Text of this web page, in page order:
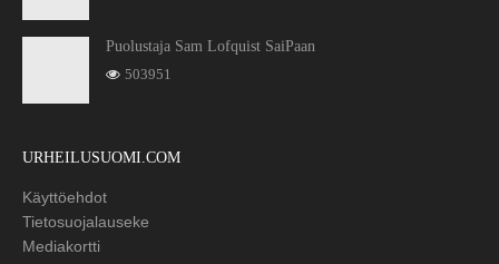
Puolustaja Sam Lofquist SaiPaan
503951
URHEILUSUOMI.COM
Käyttöehdot
Tietosuojalauseke
Mediakortti